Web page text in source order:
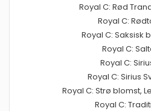
Royal C: Rød
Royal C:
Royal C: Saksisk
Royal C:
Royal C:
Royal C: Sirius
Royal C: Strø blomst,
Royal C: